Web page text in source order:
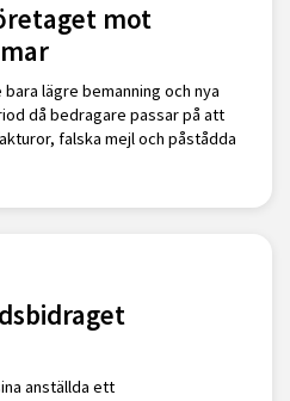
mot
lägre bemanning och nya
då bedragare passar på att
falska mejl och påstådda
anställda ett